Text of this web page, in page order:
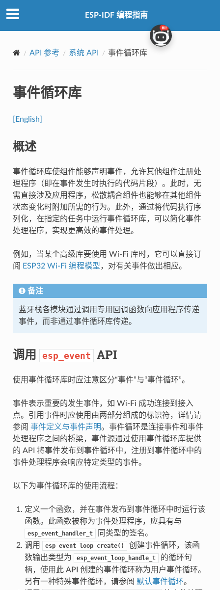
ESP-IDF 编程指南
API 参考 系统 API 事件循环库
事件循环库
[English]
概述
事件循环库使组件能够声明事件，允许其他组件注册处
理程序（即在事件发生时执行的代码片段）。此时，无
需直接涉及应用程序，松散耦合组件也能够在其他组件
状态变化时附加所需的行为。此外，通过将代码执行序
列化，在指定的任务中运行事件循环库，可以简化事件
处理程序，实现更高效的事件处理。
例如，当某个高级库要使用 Wi-Fi 库时，它可以直接订
阅
ESP32 Wi-Fi 编程模型，对有关事件做出相应。
备注
蓝牙栈各模块通过调用专用回调函数向应用程序传递
事件，而非通过事件循环库传递。
调用 esp_event API
使用事件循环库时应注意区分“事件”与“事件循环”。
事件表示重要的发生事件，如 Wi-Fi 成功连接到接入
点。引用事件时应使用由两部分组成的标识符，详情请
参阅 事件定义与事件声明。事件循环是连接事件和事件
处理程序之间的桥梁，事件源通过使用事件循环库提供
的 API 将事件发布到事件循环中，注册到事件循环中的
事件处理程序会响应特定类型的事件。
以下为事件循环库的使用流程：
定义一个函数，并在事件发布到事件循环中时运行该
函数。此函数被称为事件处理程序，应具有与
esp_event_handler_t
同类型的签名。
调用
esp_event_loop_create()
创建事件循环，该函
数输出类型为
esp_event_loop_handle_t
的循环句
柄，使用此 API 创建的事件循环称为用户事件循环。
另有一种特殊事件循环，请参阅 默认事件循环。